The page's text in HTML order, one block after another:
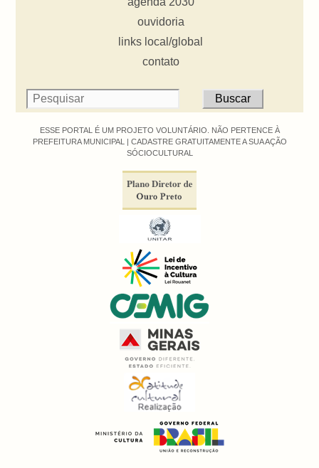
ouvidoria
links local/global
contato
ESSE PORTAL É UM PROJETO VOLUNTÁRIO. NÃO PERTENCE À
PREFEITURA MUNICIPAL | CADASTRE GRATUITAMENTE A SUA AÇÃO
SÓCIOCULTURAL